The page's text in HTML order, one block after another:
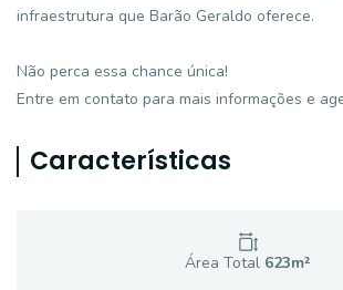
infraestrutura que Barão Geraldo oferece.
Não perca essa chance única!
Entre em contato para mais informações e
Características
Área Total 623m²